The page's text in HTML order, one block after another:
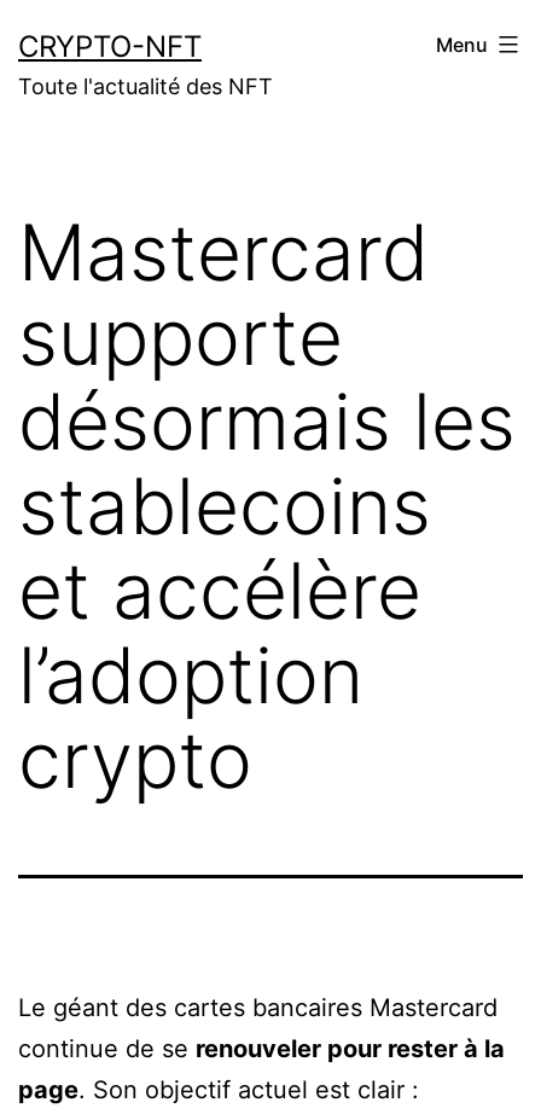
au
contenu
CRYPTO-NFT
Toute l'actualité des NFT
Menu
Mastercard
supporte
désormais les
stablecoins
et accélère
l’adoption
crypto
Le géant des cartes bancaires Mastercard
continue de se renouveler pour rester à la
page. Son objectif actuel est clair :